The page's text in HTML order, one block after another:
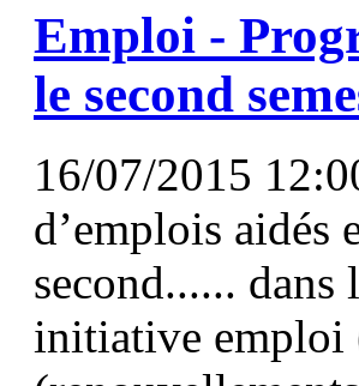
Emploi -
le second
16/07/2015
d’emplois aidés
second...... dans
initiative emploi